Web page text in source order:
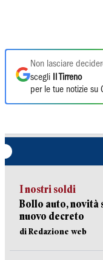
Non lasciare
scegli
Il Tirreno
per le tue notizie su
I nostri soldi
Bollo auto, novità
nuovo decreto
di Redazione web